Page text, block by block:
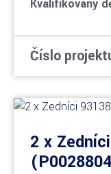
Kvalifikovaný
Číslo
2 x